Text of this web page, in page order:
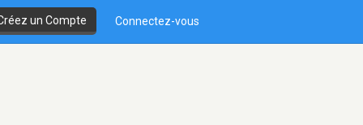
un Compte Connectez-vous